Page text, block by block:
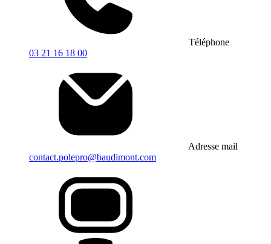
Téléphone
03 21 16 18 00
Adresse mail
contact.polepro@baudimont.com